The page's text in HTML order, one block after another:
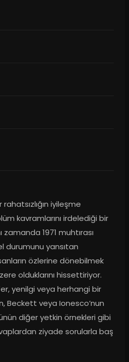
iyileşme
kavramlarını irdelediği bir
zamanda 1971 muhtırası
durumunu yansıtan
özlerine dönebilmek
olduklarını hissettiriyor.
yenilgi veya herhangi bir
Beckett veya Ionesco’nun
diğer yetkin örnekleri gibi
ziyade sorularla baş